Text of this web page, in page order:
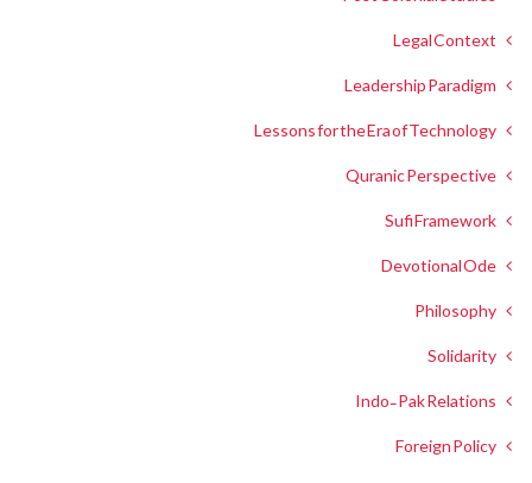
Legal Context
Leadership Paradigm
Lessons for the Era of Technology
Quranic Perspective
Sufi Framework
Devotional Ode
Philosophy
Solidarity
Indo-Pak Relations
Foreign Policy